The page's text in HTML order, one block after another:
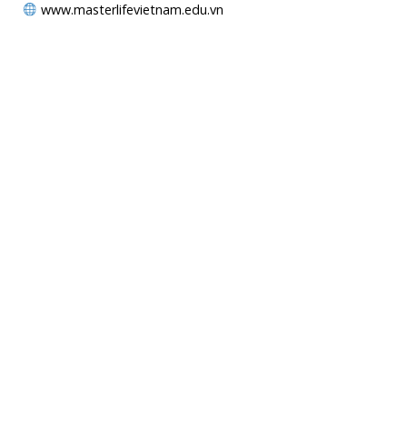
www.masterlifevietnam.edu.vn